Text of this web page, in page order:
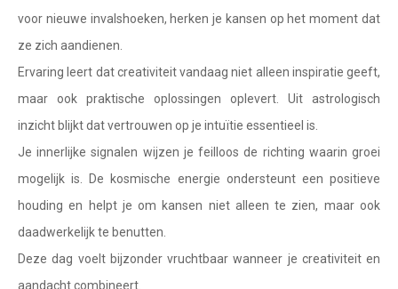
Kreeft
Weegschaal
Schorpioen
Steenbok
voor nieuwe invalshoeken, herken je kansen op het moment dat
ze zich aandienen.
Ervaring leert dat creativiteit vandaag niet alleen inspiratie geeft,
maar ook praktische oplossingen oplevert. Uit astrologisch
inzicht blijkt dat vertrouwen op je intuïtie essentieel is.
Je innerlijke signalen wijzen je feilloos de richting waarin groei
mogelijk is. De kosmische energie ondersteunt een positieve
houding en helpt je om kansen niet alleen te zien, maar ook
daadwerkelijk te benutten.
Deze dag voelt bijzonder vruchtbaar wanneer je creativiteit en
aandacht combineert.